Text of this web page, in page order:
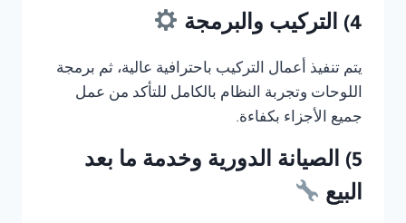
4) التركيب والبرمجة
يتم تنفيذ أعمال التركيب باحترافية عالية، ثم برمجة
اللوحات وتجربة النظام بالكامل للتأكد من عمل
جميع الأجزاء بكفاءة.
5) الصيانة الدورية وخدمة ما بعد
البيع